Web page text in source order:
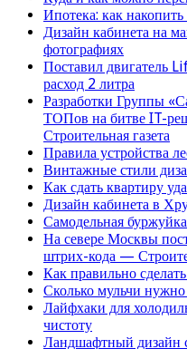
Ипотека: как
Дизайн кабинета на
фотографиях
Поставил двигатель
расход 2 литра
Разработки Группы
ТОПов на битве IT-
Строительная газета
Правила устройства
Винтажные стили
Как сдать квартиру
Дизайн кабинета в
Самодельная
На севере Москвы
штрих-кода —
Как правильно
Сколько мульчи нужно
Лайфхаки для
чистоту
Ландшафтный дизайн